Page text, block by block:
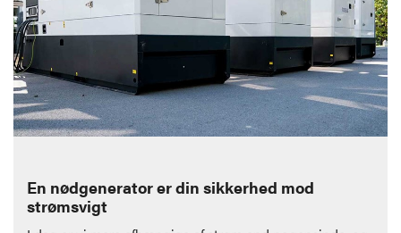
En nødgenerator er din sikkerhed mod
strømsvigt